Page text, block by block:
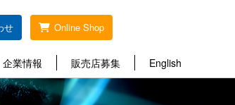
せ Online Shop
企業情報 販売店募集 English